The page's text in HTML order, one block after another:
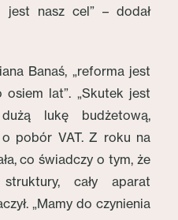
jest nasz cel” – dodał
Banaś, „reforma jest
lat”. „Skutek jest
lukę budżetową,
pobór VAT. Z roku na
co świadczy o tym, że
cały aparat
„Mamy do czynienia